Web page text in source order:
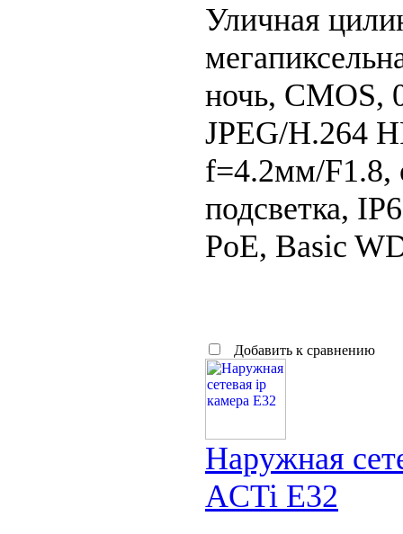
Уличная
ночь, CMOS,
JPEG/H.264
f=4.2мм/F1.8,
подсветка,
PoE, Basic
Добавить к сравнению
Наружная
ACTi E32